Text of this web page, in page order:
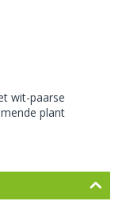
wit-paarse
plant